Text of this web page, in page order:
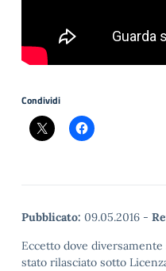
Condividi
Pubblicato: 09.05.2016 -
Eccetto dove
stato rilasciato sotto